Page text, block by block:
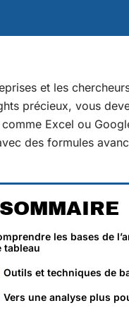
et les
précieux, vous
Excel ou
des formules
SOMMAIRE
les bases de
tableau
Outils et techniques de
Vers une analyse plus